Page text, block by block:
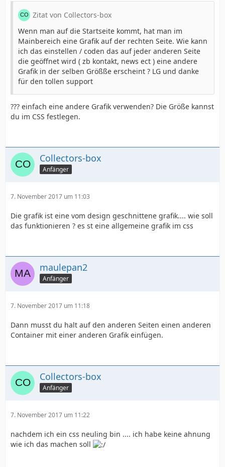
Zitat von Collectors-box
Wenn man auf die Startseite kommt, hat man im
Mainbereich eine Grafik auf der rechten Seite. Wie kann
ich das einstellen / coden das auf jeder anderen Seite
die geöffnet wird ( zb kontakt, news ect ) eine andere
Grafik in der selben Größße erscheint ? LG und danke
für den tollen support
??? einfach eine andere Grafik verwenden? Die Größe kannst
du im CSS festlegen.
Collectors-box
Anfänger
7. November 2017 um 11:03
Die grafik ist eine vom design geschnittene grafik.... wie soll
das funktionieren ? es st eine allgemeine grafik im css
maulepan2
Anfänger
7. November 2017 um 11:18
Dann musst du halt auf den anderen Seiten einen anderen
Container mit einer anderen Grafik einfügen.
Collectors-box
Anfänger
7. November 2017 um 11:22
nachdem ich ein css neuling bin .... ich habe keine ahnung
wie ich das machen soll